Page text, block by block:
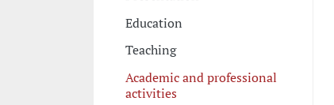
Education
Teaching
Academic and professional
activities